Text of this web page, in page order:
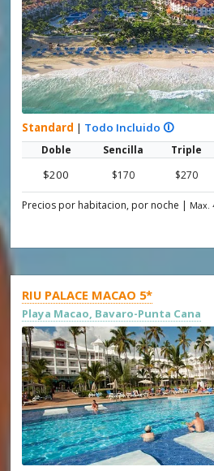
Standard | Todo Incluido 🛈
Doble Sencilla Triple
$200 $170 $270
Precios por habitacion, por noche | Max.
RIU PALACE MACAO 5*
Playa Macao, Bavaro-Punta Cana